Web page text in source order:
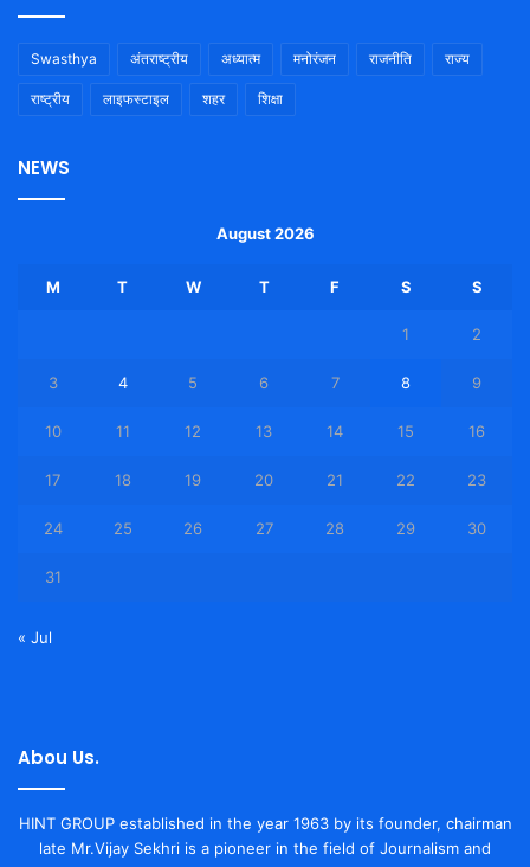
Swasthya अंतराष्ट्रीय अध्यात्म मनोरंजन राजनीति राज्य
राष्ट्रीय लाइफस्टाइल शहर शिक्षा
NEWS
August 2026
M T W T F S S
1 2
3 4 5 6 7 8 9
10 11 12 13 14 15 16
17 18 19 20 21 22 23
24 25 26 27 28 29 30
31
« Jul
Abou Us.
HINT GROUP established in the year 1963 by its founder, chairman
late Mr.Vijay Sekhri is a pioneer in the field of Journalism and